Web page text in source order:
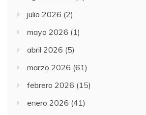
julio 2026 (2)
mayo 2026 (1)
abril 2026 (5)
marzo 2026 (61)
febrero 2026 (15)
enero 2026 (41)